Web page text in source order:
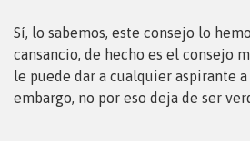
Sí, lo sabemos, este consejo lo
cansancio, de hecho es el consejo
le puede dar a cualquier aspirante
embargo, no por eso deja de ser